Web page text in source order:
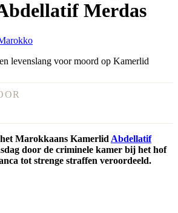
Merdas
Marokkaans Kamerlid Abdellatif
door de criminele kamer bij het hof
tot strenge straffen veroordeeld.